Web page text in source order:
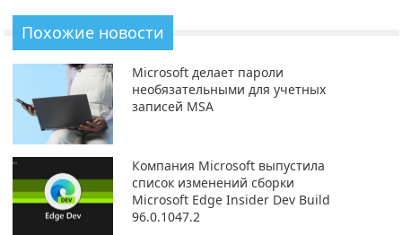
Похожие новости
Microsoft делает пароли
необязательными для учетных
записей MSA
Компания Microsoft выпустила
список изменений сборки
Microsoft Edge Insider Dev Build
96.0.1047.2